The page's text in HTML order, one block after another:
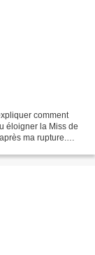
comment
éloigner la Miss de
ma rupture.